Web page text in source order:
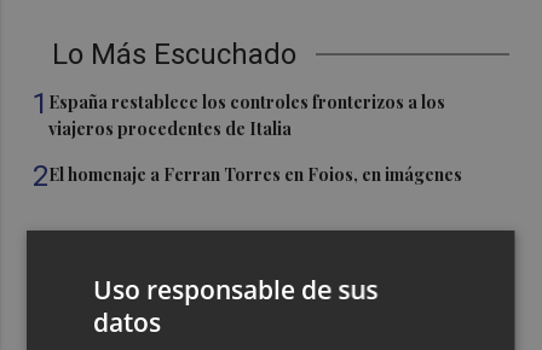
Lo Más Escuchado
1 España restablece los controles fronterizos a los
viajeros procedentes de Italia
2El homenaje a Ferran Torres en Foios, en imágenes
Foios se vuelca con Ferran Torres
Uso responsable de sus
datos